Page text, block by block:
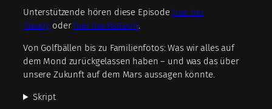
Unterstützende hören diese Episode hier bei
Steady oder hier bei Patreon.
Von Golfbällen bis zu Familienfotos: Was wir alles auf
dem Mond zurückgelassen haben – und was das über
unsere Zukunft auf dem Mars aussagen könnte.
Skript